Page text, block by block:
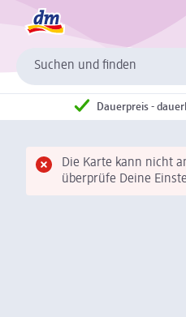
Suchen und finden
Dauerpreis -
Die Karte kann nicht
überprüfe Deine